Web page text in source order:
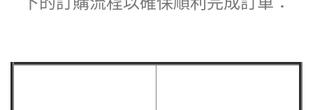
下的訂購流程以確保順利完成訂單：